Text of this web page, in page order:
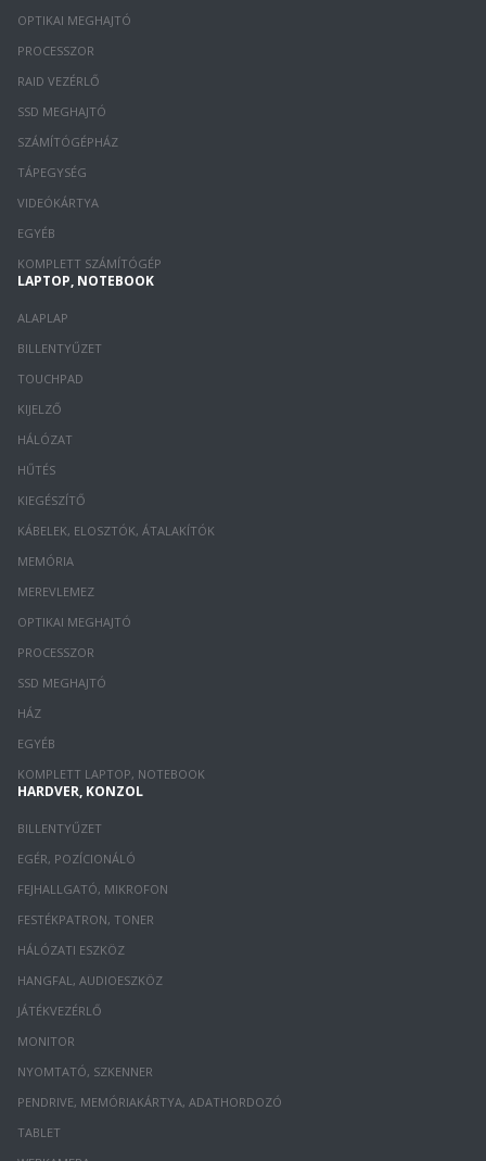
OPTIKAI MEGHAJTÓ
PROCESSZOR
RAID VEZÉRLŐ
SSD MEGHAJTÓ
SZÁMÍTÓGÉPHÁZ
TÁPEGYSÉG
VIDEÓKÁRTYA
EGYÉB
KOMPLETT SZÁMÍTÓGÉP
LAPTOP, NOTEBOOK
ALAPLAP
BILLENTYŰZET
TOUCHPAD
KIJELZŐ
HÁLÓZAT
HŰTÉS
KIEGÉSZÍTŐ
KÁBELEK, ELOSZTÓK, ÁTALAKÍTÓK
MEMÓRIA
MEREVLEMEZ
OPTIKAI MEGHAJTÓ
PROCESSZOR
SSD MEGHAJTÓ
HÁZ
EGYÉB
KOMPLETT LAPTOP, NOTEBOOK
HARDVER, KONZOL
BILLENTYŰZET
EGÉR, POZÍCIONÁLÓ
FEJHALLGATÓ, MIKROFON
FESTÉKPATRON, TONER
HÁLÓZATI ESZKÖZ
HANGFAL, AUDIOESZKÖZ
JÁTÉKVEZÉRLŐ
MONITOR
NYOMTATÓ, SZKENNER
PENDRIVE, MEMÓRIAKÁRTYA, ADATHORDOZÓ
TABLET